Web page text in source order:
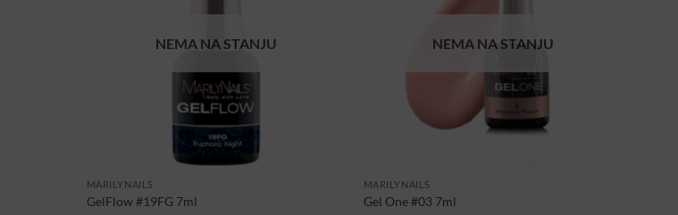
NEMA NA STANJU
MARILYNAILS
GelFlow #19FG 7ml
NEMA NA STANJU
MARILYNAILS
Gel One #03 7ml